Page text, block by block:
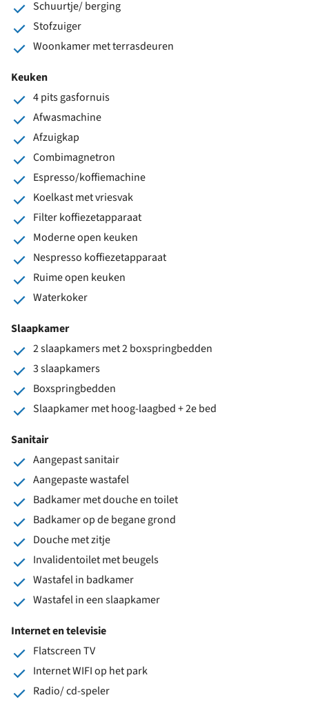
Schuurtje/ berging
Stofzuiger
Woonkamer met terrasdeuren
Keuken
4 pits gasfornuis
Afwasmachine
Afzuigkap
Combimagnetron
Espresso/koffiemachine
Koelkast met vriesvak
Filter koffiezetapparaat
Moderne open keuken
Nespresso koffiezetapparaat
Ruime open keuken
Waterkoker
Slaapkamer
2 slaapkamers met 2 boxspringbedden
3 slaapkamers
Boxspringbedden
Slaapkamer met hoog-laagbed + 2e bed
Sanitair
Aangepast sanitair
Aangepaste wastafel
Badkamer met douche en toilet
Badkamer op de begane grond
Douche met zitje
Invalidentoilet met beugels
Wastafel in badkamer
Wastafel in een slaapkamer
Internet en televisie
Flatscreen TV
Internet WIFI op het park
Radio/ cd-speler